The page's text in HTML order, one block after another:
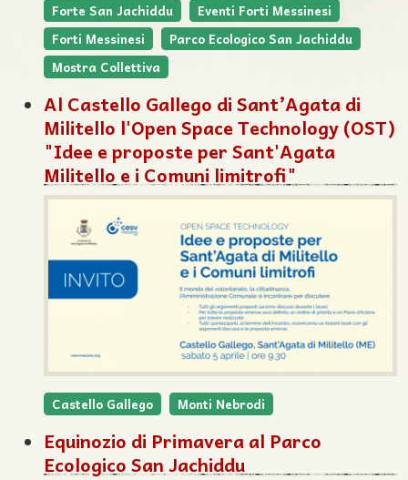
Forte San Jachiddu
Eventi Forti Messinesi
Forti Messinesi
Parco Ecologico San Jachiddu
Mostra Collettiva
Al Castello Gallego di Sant’Agata di
Militello l'Open Space Technology (OST)
"Idee e proposte per Sant'Agata
Militello e i Comuni limitrofi"
Castello Gallego Monti Nebrodi
Equinozio di Primavera al Parco
Ecologico San Jachiddu